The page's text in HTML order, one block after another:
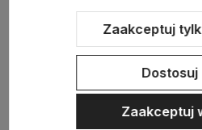
Zaakceptuj
Dostosuj
Zaakceptuj